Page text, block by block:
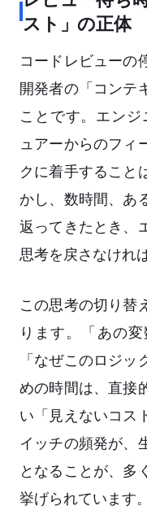
スト」の正体
コードレビューの
開発者の「コンテ
ことです。エン
ュアーからのフィ
クに着手すること
かし、数時間、あ
返ってきたとき、
思考を戻さなけれ
この思考の切り替
ります。「あの
「なぜこのロジ
めの時間は、直接
い「見えないコス
イッチの頻発が、
となることが、多
挙げられています。